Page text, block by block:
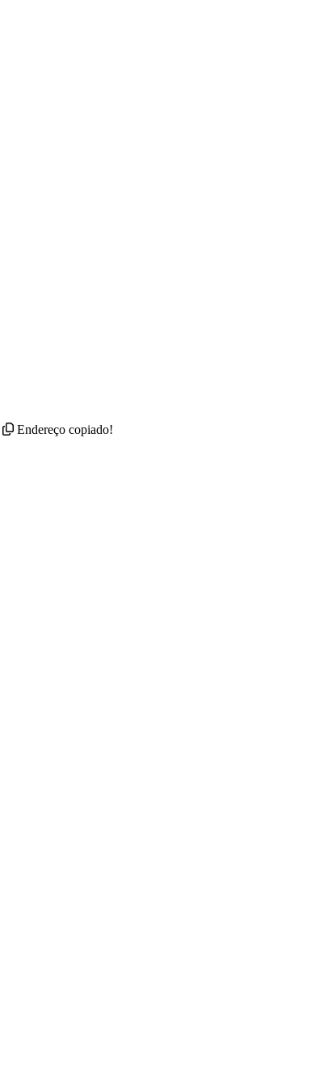
Endereço copiado!